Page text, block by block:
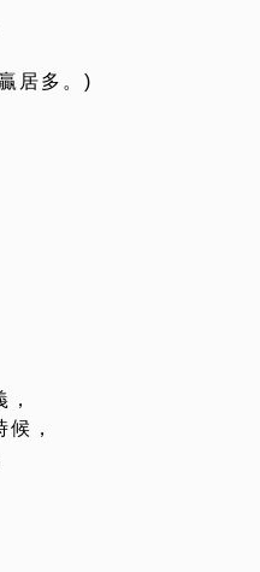
居多。)
，